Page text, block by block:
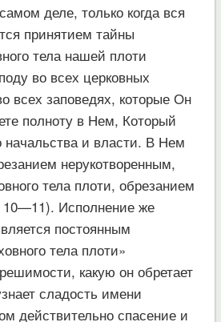
деле, только когда вся
принятием тайны
тела нашей плоти
во всех церковных
всех заповедях, которые Он
полноту в Нем, Который
начальства и власти. В Нем
нерукотворенным,
тела плоти, обрезанием
Исполнение же
постоянным
тела плоти»
какую он обретает
сладость имени
действительно спасение и